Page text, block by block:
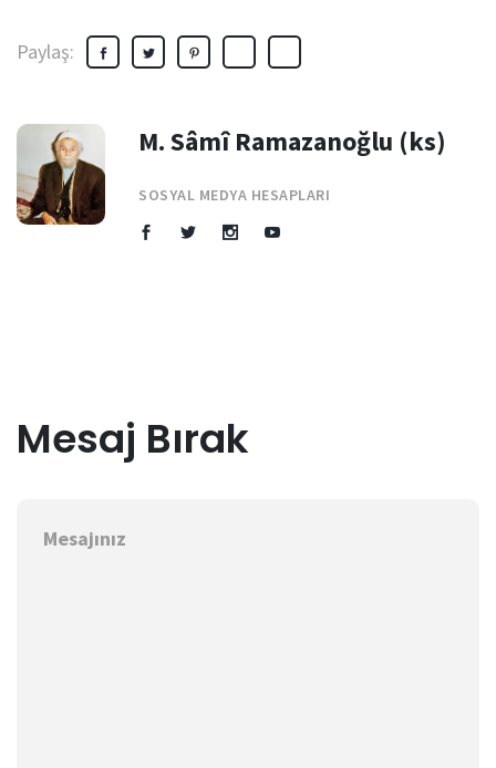
Paylaş:
M. Sâmî Ramazanoğlu (ks)
SOSYAL MEDYA HESAPLARI
Mesaj Bırak